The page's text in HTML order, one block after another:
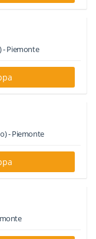
-Piemonte
-Piemonte